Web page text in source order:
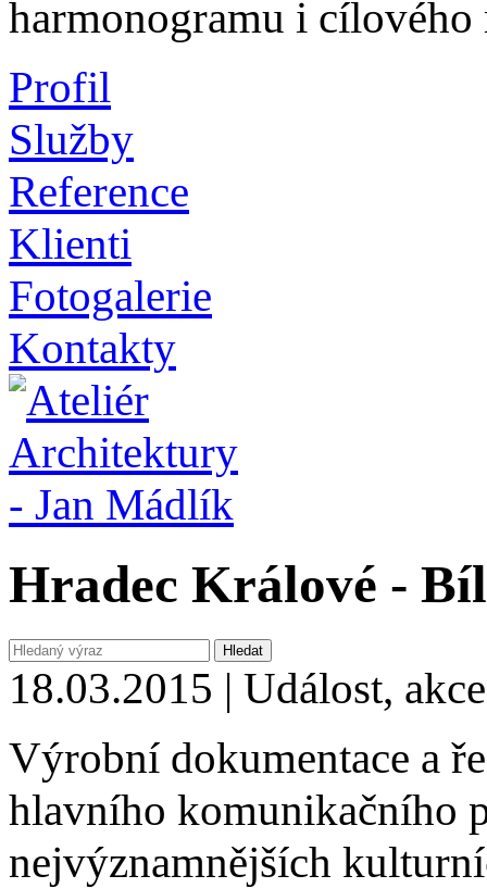
harmonogramu i cílového
Profil
Služby
Reference
Klienti
Fotogalerie
Kontakty
Hradec Králové -
18.03.2015 | Událost,
Výrobní dokumentace a
hlavního komunikačního
nejvýznamnějších